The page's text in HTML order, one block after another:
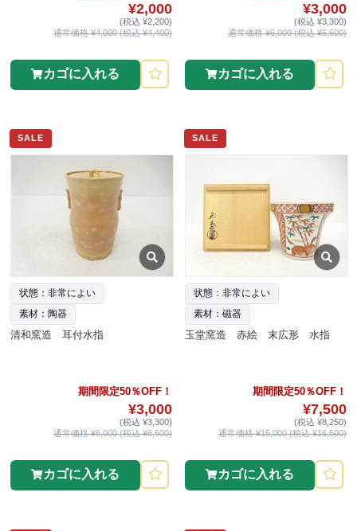
¥2,000
(税込 ¥2,200)
通常価格 ¥4,000 (税込 ¥4,400)
カゴに入れる
¥3,000
(税込 ¥3,300)
通常価格 ¥6,000 (税込 ¥6,600)
カゴに入れる
SALE
状態：非常によい
素材：陶器
清和窯造 耳付水指
期間限定50％OFF！
¥3,000
(税込 ¥3,300)
通常価格 ¥6,000 (税込 ¥6,600)
カゴに入れる
SALE
状態：非常によい
素材：磁器
玉堂窯造 赤絵 末広形 水指
期間限定50％OFF！
¥7,500
(税込 ¥8,250)
通常価格 ¥15,000 (税込 ¥16,500)
カゴに入れる